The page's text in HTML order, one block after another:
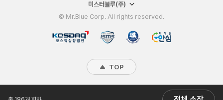
미스터블루(주)
© Mr.Blue Corp. All rights reserved.
TOP